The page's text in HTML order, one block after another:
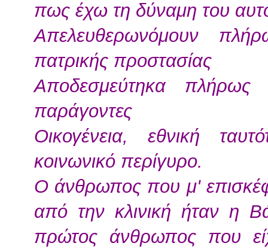
πως έχω τη δύναμη του
Απελευθερωνόμουν
πατρικής προστασίας
Αποδεσμεύτηκα
παράγοντες
Οικογένεια, εθνική
κοινωνικό περίγυρο.
Ο άνθρωπος που μ'
από την κλινική ήταν η
πρώτος άνθρωπος που